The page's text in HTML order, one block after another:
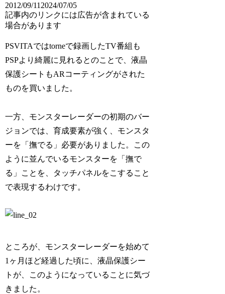
2012/09/11 2024/07/05
記事内のリンクには広告が含まれている
場合があります
PSVITAではtorneで録画したTV番組も
PSPより綺麗に見れるとのことで、液晶
保護シートもARコーティングがされた
ものを買いました。
一方、モンスターレーダーの初期のバー
ジョンでは、育成要素が強く、モンスタ
ーを「撫でる」必要がありました。この
ように並んでいるモンスターを「撫で
る」ことを、タッチパネルをこすること
で表現するわけです。
ところが、モンスターレーダーを始めて
1ヶ月ほど経過した頃に、液晶保護シー
トが、このようになっていることに気づ
きました。